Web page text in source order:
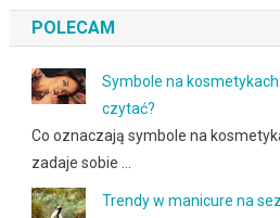
POLECAM
Symbole na
czytać?
Co oznaczają symbole na
zadaje sobie …
Trendy w manicure na